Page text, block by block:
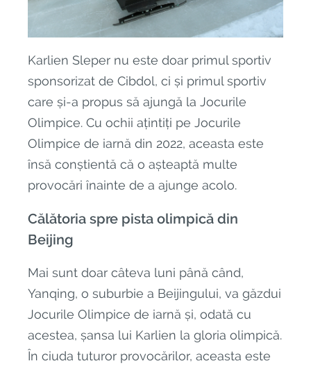
Karlien Sleper nu este doar primul sportiv
sponsorizat de Cibdol, ci și primul sportiv
care și-a propus să ajungă la Jocurile
Olimpice. Cu ochii ațintiți pe Jocurile
Olimpice de iarnă din 2022, aceasta este
însă conștientă că o așteaptă multe
provocări înainte de a ajunge acolo.
Călătoria spre pista olimpică din
Beijing
Mai sunt doar câteva luni până când,
Yanqing, o suburbie a Beijingului, va găzdui
Jocurile Olimpice de iarnă și, odată cu
acestea, șansa lui Karlien la gloria olimpică.
În ciuda tuturor provocărilor, aceasta este